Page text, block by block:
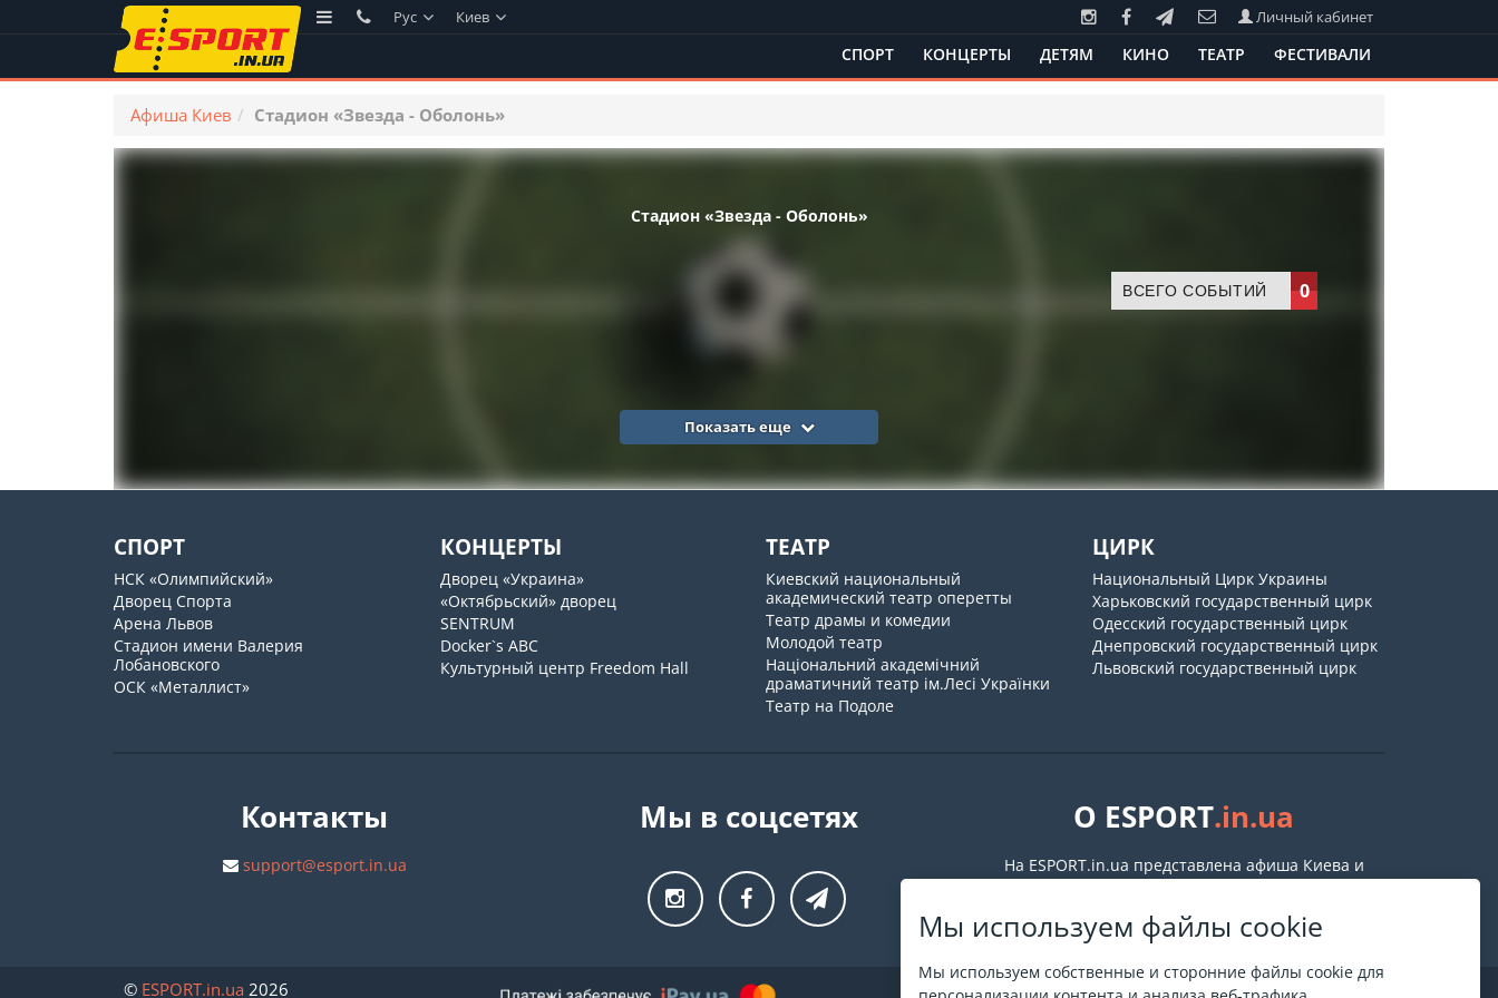
Мы используем файлы cookie
Мы используем собственные и сторонние файлы cookie для
Рус Киев Личный кабинет
СПОРТ КОНЦЕРТЫ ДЕТЯМ КИНО ТЕАТР ФЕСТИВАЛИ
Афиша Киев Стадион «Звезда - Оболонь»
Стадион «Звезда - Оболонь»
ВСЕГО СОБЫТИЙ 0
Показать еще
СПОРТ
НСК «Олимпийский»
Дворец Спорта
Арена Львов
Стадион имени Валерия
Лобановского
ОСК «Металлист»
КОНЦЕРТЫ
Дворец «Украина»
«Октябрьский» дворец
SENTRUM
Docker`s ABC
Культурный центр Freedom Hall
ТЕАТР
Киевский национальный
академический театр оперетты
Театр драмы и комедии
Молодой театр
Національний академічний
драматичний театр ім.Лесі Українки
Театр на Подоле
ЦИРК
Национальный Цирк Украины
Харьковский государственный цирк
Одесский государственный цирк
Днепровский государственный цирк
Львовский государственный цирк
Контакты
support@esport.in.ua
Мы в соцсетях О ESPORT.in.ua
На ESPORT.in.ua представлена афиша Киева и
кассами.
© ESPORT.in.ua 2026